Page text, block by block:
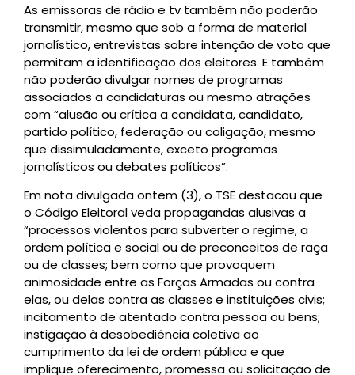
As emissoras de rádio e tv também não poderão
transmitir, mesmo que sob a forma de material
jornalístico, entrevistas sobre intenção de voto que
permitam a identificação dos eleitores. E também
não poderão divulgar nomes de programas
associados a candidaturas ou mesmo atrações
com “alusão ou crítica a candidata, candidato,
partido político, federação ou coligação, mesmo
que dissimuladamente, exceto programas
jornalísticos ou debates políticos”.
Em nota divulgada ontem (3), o TSE destacou que
o Código Eleitoral veda propagandas alusivas a
“processos violentos para subverter o regime, a
ordem política e social ou de preconceitos de raça
ou de classes; bem como que provoquem
animosidade entre as Forças Armadas ou contra
elas, ou delas contra as classes e instituições civis;
incitamento de atentado contra pessoa ou bens;
instigação à desobediência coletiva ao
cumprimento da lei de ordem pública e que
implique oferecimento, promessa ou solicitação de